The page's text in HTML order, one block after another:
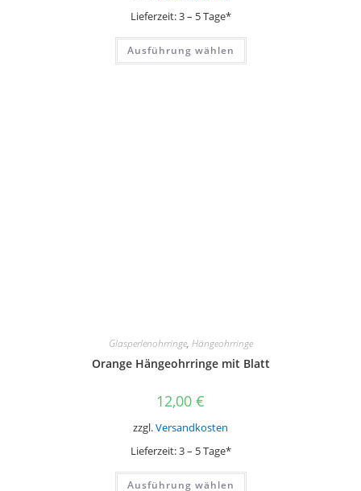
Lieferzeit:3 – 5 Tage*
Ausführung wählen
Dieses
weist
Glasperlenohrringe, Hängeohrringe
Orange Hängeohrringe mit Blatt
12,00 €
zzgl.Versandkosten
Lieferzeit:3 – 5 Tage*
Ausführung wählen
Dieses